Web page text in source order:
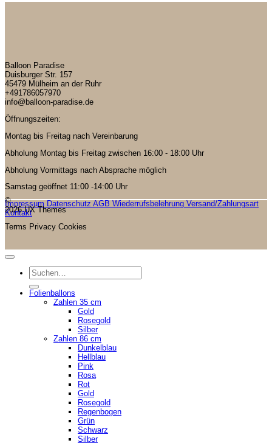
Balloon Paradise
Duisburger Str. 157
45479 Mülheim an der Ruhr
+491786057970
info@balloon-paradise.de
Öffnungszeiten:
Montag bis Freitag nach Vereinbarung
Abholung Montag bis Freitag zwischen 16:00 - 18:00 Uhr
Abholung Vormittags nach Absprache möglich
Samstag geöffnet 11:00 -14:00 Uhr
Impressum Datenschutz AGB Wiederrufsbelehrung Versand/Zahlungsart
Kontakt
©
2026 UX Themes
Terms Privacy Cookies
Suchen
nach:
Folienballons
Zahlen 35 cm
Gold
Rosegold
Silber
Zahlen 86 cm
Dunkelblau
Hellblau
Pink
Rosa
Rot
Gold
Rosegold
Regenbogen
Grün
Schwarz
Silber